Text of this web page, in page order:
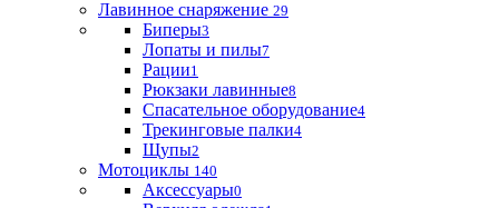
Лавинное снаряжение 29
Биперы3
Лопаты и пилы7
Рации1
Рюкзаки лавинные8
Спасательное оборудование4
Трекинговые палки4
Щупы2
Мотоциклы 140
Аксессуары0